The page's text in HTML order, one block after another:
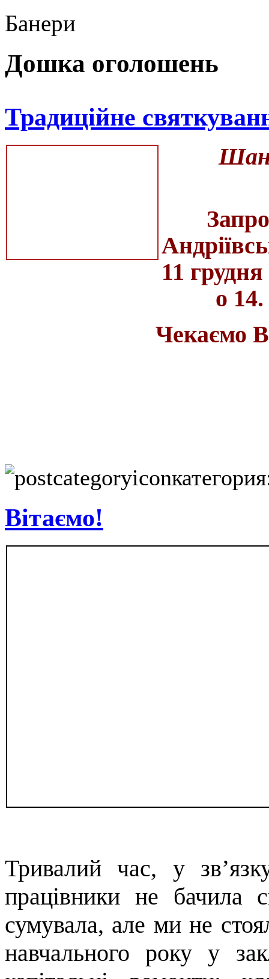
Банери
Дошка оголошень
Традиційне
11
о 14.
Чекаємо
Вітаємо!
Тривалий час, у
працівники не бачила
сумувала, але ми не
навчального року у